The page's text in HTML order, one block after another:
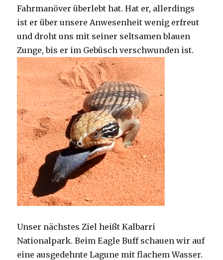
Fahrmanöver überlebt hat. Hat er, allerdings
ist er über unsere Anwesenheit wenig erfreut
und droht uns mit seiner seltsamen blauen
Zunge, bis er im Gebüsch verschwunden ist.
Unser nächstes Ziel heißt Kalbarri
Nationalpark. Beim Eagle Buff schauen wir auf
eine ausgedehnte Lagune mit flachem Wasser.